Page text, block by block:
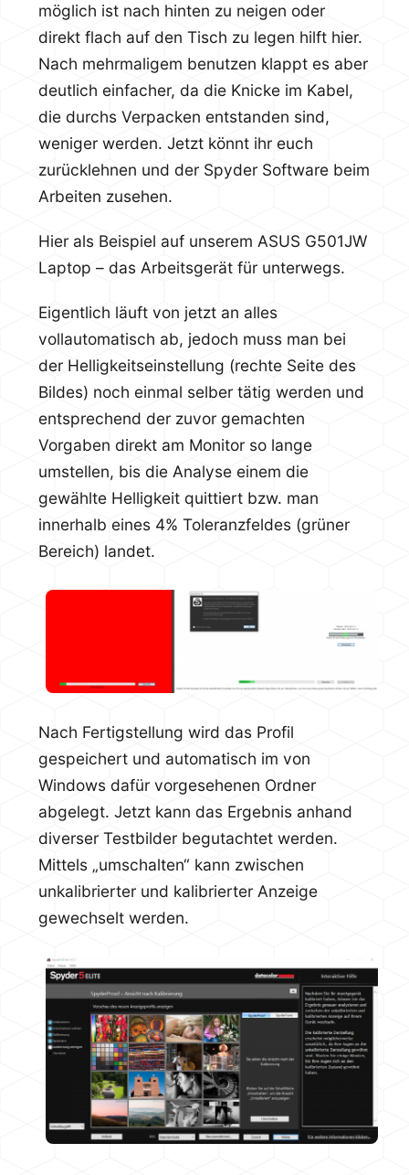
möglich ist nach hinten zu neigen oder
direkt flach auf den Tisch zu legen hilft hier.
Nach mehrmaligem benutzen klappt es aber
deutlich einfacher, da die Knicke im Kabel,
die durchs Verpacken entstanden sind,
weniger werden. Jetzt könnt ihr euch
zurücklehnen und der Spyder Software beim
Arbeiten zusehen.
Hier als Beispiel auf unserem ASUS G501JW
Laptop – das Arbeitsgerät für unterwegs.
Eigentlich läuft von jetzt an alles
vollautomatisch ab, jedoch muss man bei
der Helligkeitseinstellung (rechte Seite des
Bildes) noch einmal selber tätig werden und
entsprechend der zuvor gemachten
Vorgaben direkt am Monitor so lange
umstellen, bis die Analyse einem die
gewählte Helligkeit quittiert bzw. man
innerhalb eines 4% Toleranzfeldes (grüner
Bereich) landet.
Nach Fertigstellung wird das Profil
gespeichert und automatisch im von
Windows dafür vorgesehenen Ordner
abgelegt. Jetzt kann das Ergebnis anhand
diverser Testbilder begutachtet werden.
Mittels „umschalten“ kann zwischen
unkalibrierter und kalibrierter Anzeige
gewechselt werden.